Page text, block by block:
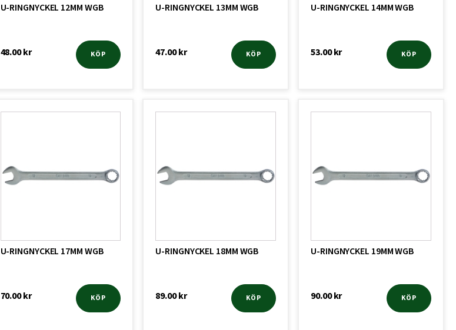
U-RINGNYCKEL 12MM WGB
48.00kr KÖP
U-RINGNYCKEL 13MM WGB
47.00kr KÖP
U-RINGNYCKEL 14MM WGB
53.00kr KÖP
U-RINGNYCKEL 17MM WGB
70.00kr KÖP
U-RINGNYCKEL 18MM WGB
89.00kr KÖP
U-RINGNYCKEL 19MM WGB
90.00kr KÖP